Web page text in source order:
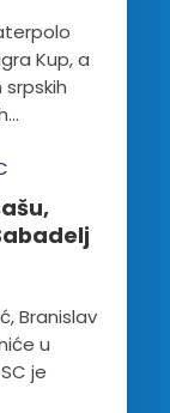
Kup, a
Branislav
u
je